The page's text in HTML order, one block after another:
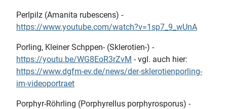
Perlpilz (Amanita rubescens) -
https://www.youtube.com/watch?v=1sp7_9_wUnA
Porling, Kleiner Schppen- (Sklerotien-) -
https://youtu.be/WG8EoR3rZvM - vgl. auch hier:
https://www.dgfm-ev.de/news/der-sklerotienporling-
im-videoportraet
Porphyr-Röhrling (Porphyrellus porphyrosporus) -